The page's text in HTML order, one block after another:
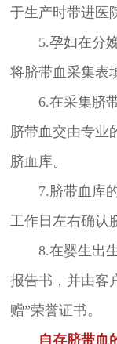
于生产时带进医
5.孕妇在分娩
将脐带血采集表
6.在采集脐带
脐带血交由专业
脐血库。
7.脐带血库的
工作日左右确认
8.在婴生出生
报告书，并由客
赠”荣誉证书。
自存脐带血的